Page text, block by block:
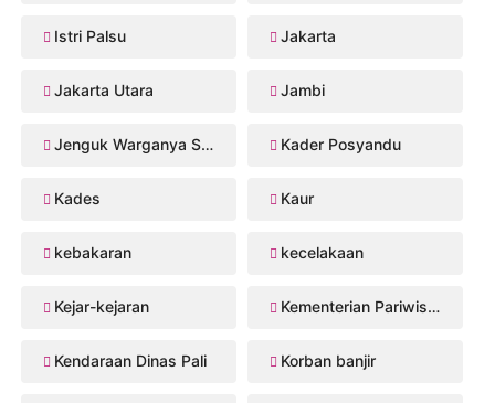
Istri Palsu Jakarta
Jakarta Utara Jambi
Jenguk Warganya Sakit Kader Posyandu
Kades Kaur
kebakaran kecelakaan
Kejar-kejaran Kementerian Pariwisata
Kendaraan Dinas Pali Korban banjir